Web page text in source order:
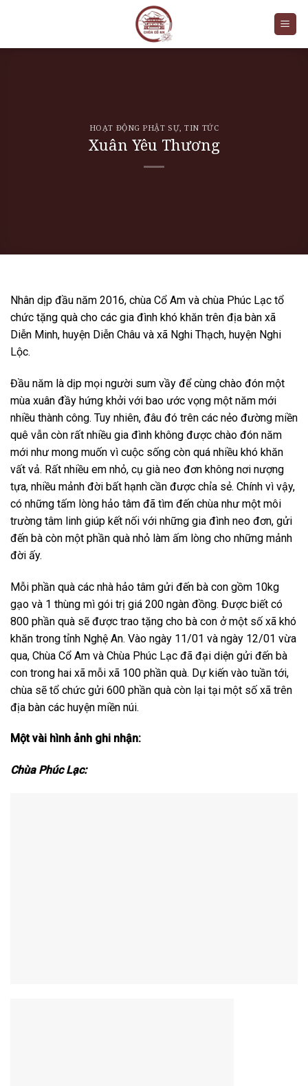
HOẠT ĐỘNG PHẬT SỰ ,TIN TỨC
Xuân Yêu Thương
Nhân dịp đầu năm 2016, chùa Cổ Am và chùa Phúc Lạc tổ
chức tặng quà cho các gia đình khó khăn trên địa bàn xã
Diễn Minh, huyện Diễn Châu và xã Nghi Thạch, huyện Nghi
Lộc.
Đầu năm là dịp mọi người sum vầy để cùng chào đón một
mùa xuân đầy hứng khởi với bao ước vọng một năm mới
nhiều thành công. Tuy nhiên, đâu đó trên các nẻo đường miền
quê vẫn còn rất nhiều gia đình không được chào đón năm
mới như mong muốn vì cuộc sống còn quá nhiều khó khăn
vất vả. Rất nhiều em nhỏ, cụ già neo đơn không nơi nượng
tựa, nhiều mảnh đời bất hạnh cần được chỉa sẻ. Chính vì vậy,
có những tấm lòng hảo tâm đã tìm đến chùa như một môi
trường tâm linh giúp kết nối với những gia đình neo đơn, gửi
đến bà còn một phần quà nhỏ làm ấm lòng cho những mảnh
đời ấy.
Mỗi phần quà các nhà hảo tâm gửi đến bà con gồm 10kg
gạo và 1 thùng mì gói trị giá 200 ngàn đồng. Được biết có
800 phần quà sẽ được trao tặng cho bà con ở một số xã khó
khăn trong tỉnh Nghệ An. Vào ngày 11/01 và ngày 12/01 vừa
qua, Chùa Cổ Am và Chùa Phúc Lạc đã đại diện gửi đến bà
con trong hai xã mỗi xã 100 phần quà. Dự kiến vào tuần tới,
chùa sẽ tổ chức gửi 600 phần quà còn lại tại một số xã trên
địa bàn các huyện miền núi.
Một vài hình ảnh ghi nhận:
Chùa Phúc Lạc: